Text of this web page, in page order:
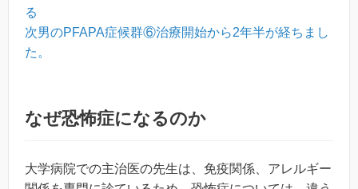
る
次男のPFAPA症候群⑥治療開始から2年半が経ちまし
た。
なぜ恐怖症になるのか
大学病院での主治医の先生は、免疫関係、アレルギー